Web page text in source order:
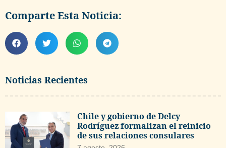
Noticias Recientes
Chile y gobierno de Delcy
Rodríguez formalizan el reinicio
de sus relaciones consulares
Comparte Esta Noticia: